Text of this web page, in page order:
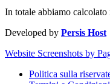
In totale abbiamo
Developed by Persis Host
Website Screenshots by
Politica sulla